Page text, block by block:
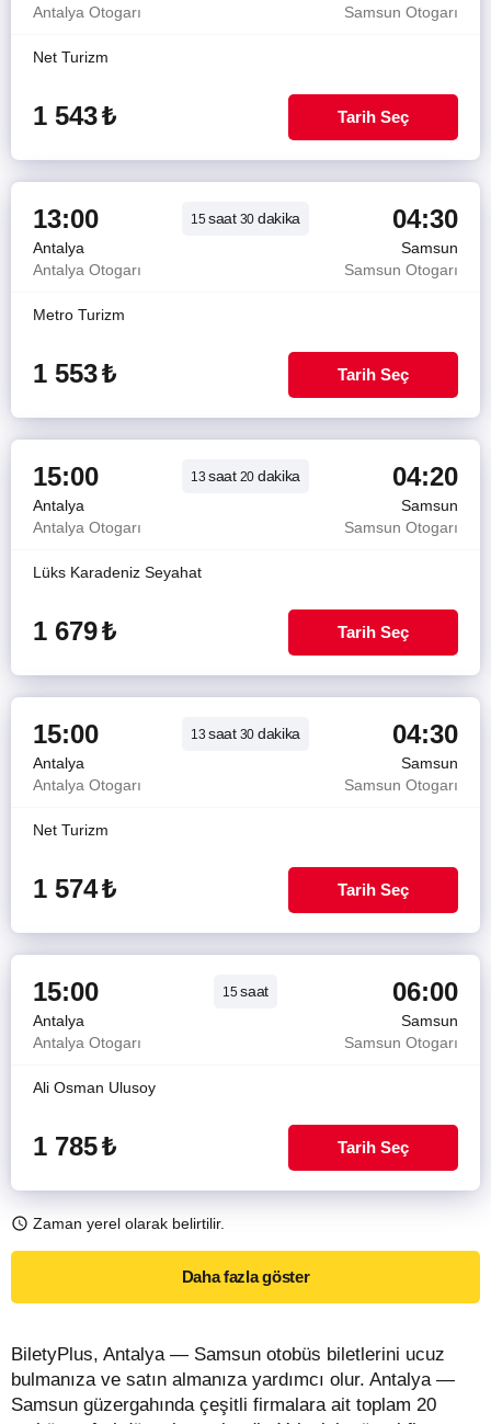
Antalya Otogarı
Samsun Otogarı
Net Turizm
1 543₺ Tarih Seç
13:00 15saat30 dakika 04:30
Antalya
Samsun
Antalya Otogarı
Samsun Otogarı
Metro Turizm
1 553₺ Tarih Seç
15:00 13saat20 dakika 04:20
Antalya
Samsun
Antalya Otogarı
Samsun Otogarı
Lüks Karadeniz Seyahat
1 679₺ Tarih Seç
15:00 13saat30 dakika 04:30
Antalya
Samsun
Antalya Otogarı
Samsun Otogarı
Net Turizm
1 574₺ Tarih Seç
15:00 15saat 06:00
Antalya
Samsun
Antalya Otogarı
Samsun Otogarı
Ali Osman Ulusoy
1 785₺ Tarih Seç
Zaman yerel olarak belirtilir.
Daha fazla göster
BiletyPlus, Antalya — Samsun otobüs biletlerini ucuz
bulmanıza ve satın almanıza yardımcı olur. Antalya —
Samsun güzergahında çeşitli firmalara ait toplam 20